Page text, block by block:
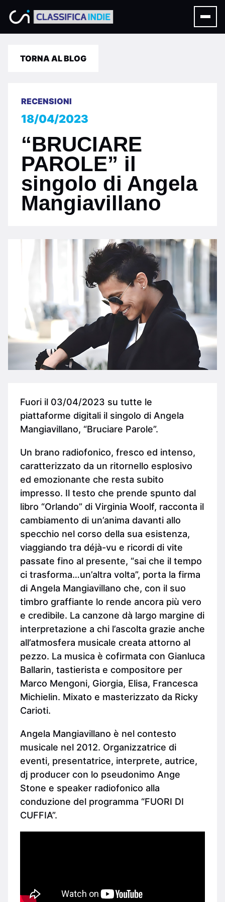
TORNA AL BLOG
RECENSIONI
18/04/2023
“BRUCIARE
PAROLE” il
singolo di Angela
Mangiavillano
Fuori il 03/04/2023 su tutte le
piattaforme digitali il singolo di Angela
Mangiavillano, “Bruciare Parole”.
Un brano radiofonico, fresco ed intenso,
caratterizzato da un ritornello esplosivo
ed emozionante che resta subito
impresso. Il testo che prende spunto dal
libro “Orlando” di Virginia Woolf, racconta il
cambiamento di un’anima davanti allo
specchio nel corso della sua esistenza,
viaggiando tra déjà-vu e ricordi di vite
passate fino al presente, “sai che il tempo
ci trasforma…un’altra volta”, porta la firma
di Angela Mangiavillano che, con il suo
timbro graffiante lo rende ancora più vero
e credibile. La canzone dà largo margine di
interpretazione a chi l’ascolta grazie anche
all’atmosfera musicale creata attorno al
pezzo. La musica è cofirmata con Gianluca
Ballarin, tastierista e compositore per
Marco Mengoni, Giorgia, Elisa, Francesca
Michielin. Mixato e masterizzato da Ricky
Carioti.
Angela Mangiavillano è nel contesto
musicale nel 2012. Organizzatrice di
eventi, presentatrice, interprete, autrice,
dj producer con lo pseudonimo Ange
Stone e speaker radiofonico alla
conduzione del programma “FUORI DI
CUFFIA”.